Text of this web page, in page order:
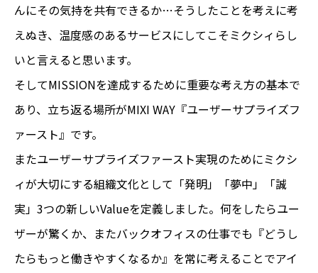
んにその気持を共有できるか…そうしたことを考えに考
えぬき、温度感のあるサービスにしてこそミクシィらし
いと言えると思います。
そしてMISSIONを達成するために重要な考え方の基本で
あり、立ち返る場所がMIXI WAY『ユーザーサプライズフ
ァースト』です。
またユーザーサプライズファースト実現のためにミクシ
ィが大切にする組織文化として「発明」「夢中」「誠
実」3つの新しいValueを定義しました。何をしたらユー
ザーが驚くか、またバックオフィスの仕事でも『どうし
たらもっと働きやすくなるか』を常に考えることでアイ